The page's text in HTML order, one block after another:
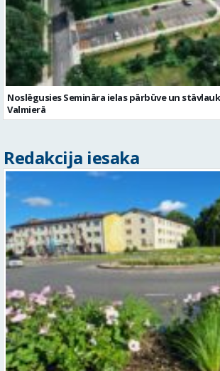
Noslēgusies Semināra ielas pārbūve un
Valmierā
Redakcija iesaka